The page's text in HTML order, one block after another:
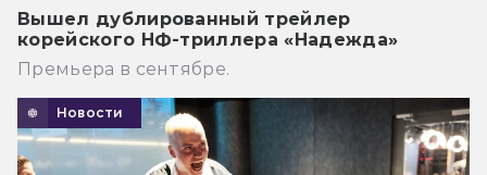
Вышел дублированный трейлер
корейского НФ-триллера «Надежда»
Премьера в сентябре.
Новости